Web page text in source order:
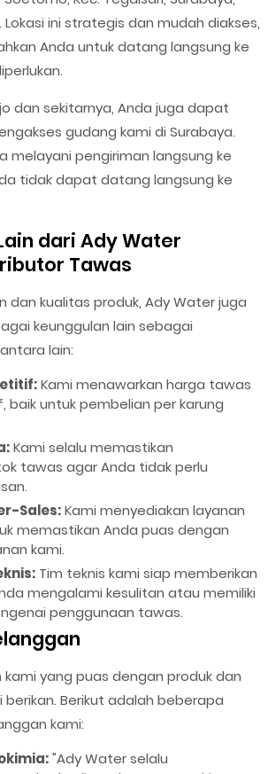
Lokasi ini strategis dan mudah diakses,
Anda untuk datang langsung ke
dan sekitarnya, Anda juga dapat
gudang kami di Surabaya.
melayani pengiriman langsung ke
tidak dapat datang langsung ke
dari Ady Water
Tawas
dan kualitas produk, Ady Water juga
keunggulan lain sebagai
lain:
Kami menawarkan harga tawas
baik untuk pembelian per karung
Kami selalu memastikan
tawas agar Anda tidak perlu
Sales:Kami menyediakan layanan
memastikan Anda puas dengan
kami.
Tim teknis kami siap memberikan
mengalami kesulitan atau memiliki
penggunaan tawas.
kami yang puas dengan produk dan
berikan. Berikut adalah beberapa
kami:
"Ady Water selalu